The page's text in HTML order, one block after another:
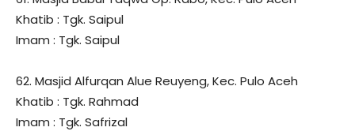
Khatib : Tgk. Saipul
Imam : Tgk. Saipul
62. Masjid Alfurqan Alue Reuyeng, Kec. Pulo Aceh
Khatib : Tgk. Rahmad
Imam : Tgk. Safrizal